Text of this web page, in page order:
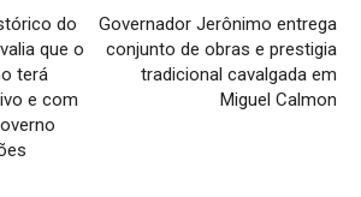
do
que o
terá
e com
Governador Jerônimo entrega
conjunto de obras e prestigia
tradicional cavalgada em
Miguel Calmon